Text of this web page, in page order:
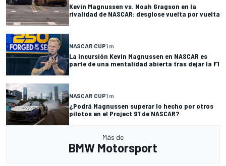
Kevin Magnussen vs. Noah Gragson en la
rivalidad de NASCAR: desglose vuelta por vuelta
NASCAR CUP1 m
La incursión Kevin Magnussen en NASCAR es
parte de una mentalidad abierta tras dejar la F1
NASCAR CUP1 m
¿Podrá Magnussen superar lo hecho por otros
pilotos en el Project 91 de NASCAR?
Más de
BMW Motorsport